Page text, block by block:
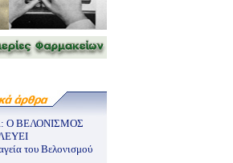
O ΒΕΛΟΝΙΣΜΟΣ
του Βελονισμού